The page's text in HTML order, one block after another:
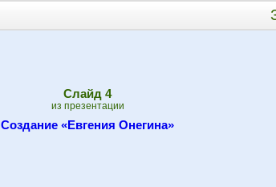
Cлайд 4
из презентации
Создание «Евгения Онегина»